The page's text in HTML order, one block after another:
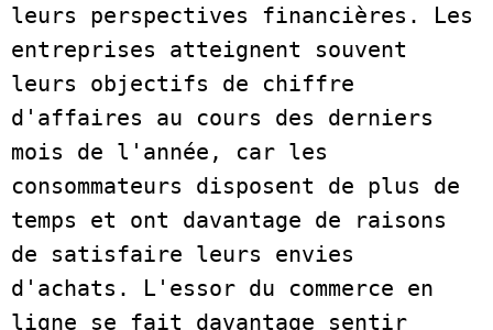
leurs perspectives financières. Les
entreprises atteignent souvent
leurs objectifs de chiffre
d'affaires au cours des derniers
mois de l'année, car les
consommateurs disposent de plus de
temps et ont davantage de raisons
de satisfaire leurs envies
d'achats. L'essor du commerce en
ligne se fait davantage sentir